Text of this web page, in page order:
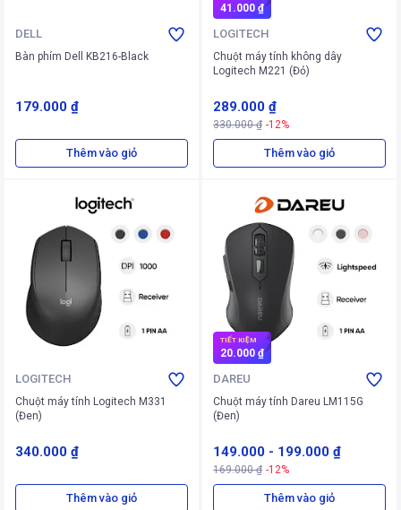
DELL
Bàn phím Dell KB216-Black
179.000 ₫
Thêm vào giỏ
41.000 ₫
LOGITECH
Chuột máy tính không dây
Logitech M221 (Đỏ)
289.000 ₫
330.000 ₫ -12%
Thêm vào giỏ
LOGITECH
Chuột máy tính Logitech M331
(Đen)
340.000 ₫
Thêm vào giỏ
TIẾT KIỆM
20.000 ₫
DAREU
Chuột máy tính Dareu LM115G
(Đen)
149.000 - 199.000 ₫
169.000 ₫ -12%
Thêm vào giỏ